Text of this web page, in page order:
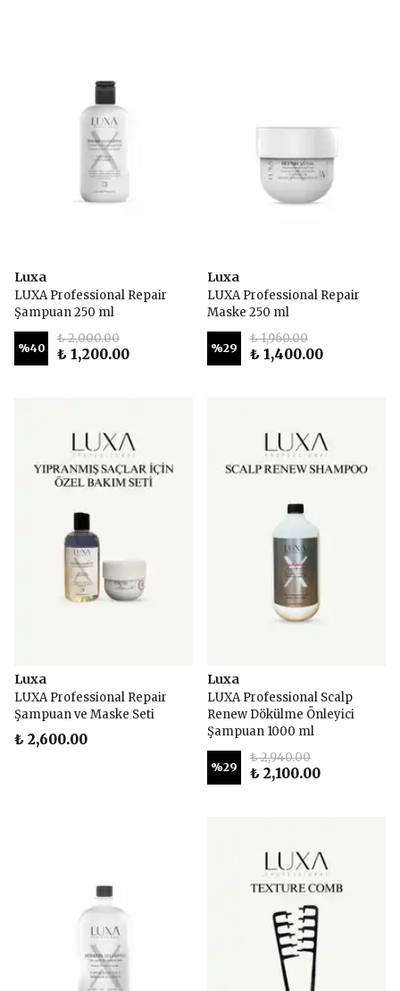
Luxa
LUXA Professional Repair
Şampuan 250 ml
%40
₺ 2,000.00
₺ 1,200.00
Luxa
LUXA Professional Repair
Maske 250 ml
%29
₺ 1,960.00
₺ 1,400.00
Luxa
LUXA Professional Repair
Şampuan ve Maske Seti
₺ 2,600.00
Luxa
LUXA Professional Scalp
Renew Dökülme Önleyici
Şampuan 1000 ml
%29
₺ 2,940.00
₺ 2,100.00